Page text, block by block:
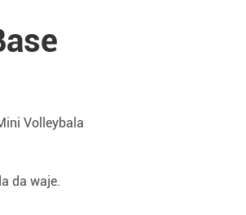
Volleybala
da waje.